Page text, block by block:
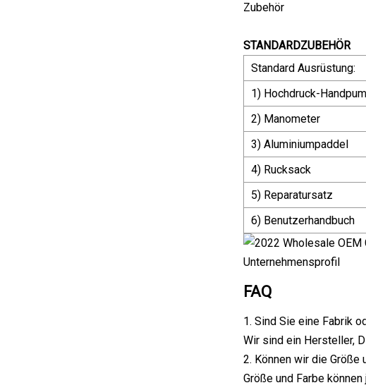
Zubehör
STANDARDZUBEHÖR
Standard Ausrüstung:
1) Hochdruck-
2) Manometer
3) Aluminiumpaddel
4) Rucksack
5) Reparatursatz
6) Benutzerhandbuch
Unternehmensprofil
FAQ
1. Sind Sie eine Fabrik
Wir sind ein Hersteller,
2. Können wir die Größe
Größe und Farbe